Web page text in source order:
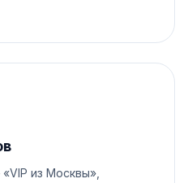
из Москвы»,